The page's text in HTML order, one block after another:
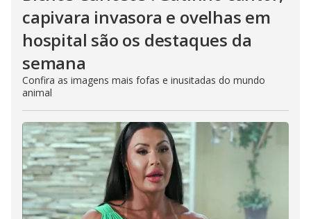
capivara invasora e ovelhas em
hospital são os destaques da
semana
Confira as imagens mais fofas e inusitadas do mundo
animal